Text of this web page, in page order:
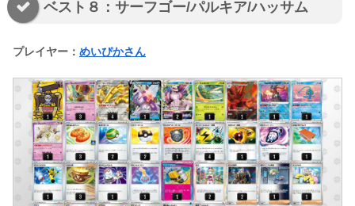
ベスト８：サーフゴー/パルキア/ハッサム
プレイヤー： めいぴかさん